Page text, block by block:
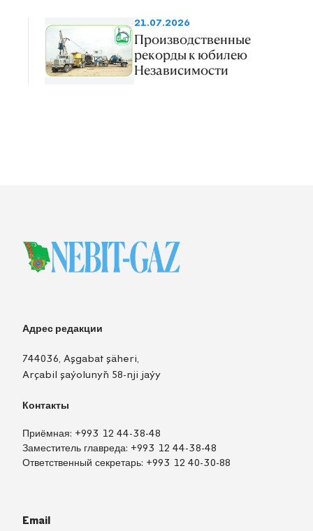
21.07.2026
Производственные
рекорды к юбилею
Независимости
Адрес редакции
744036, Aşgabat şäheri,
Arçabil şaýolunyň 58-nji jaýy
Контакты
Приёмная: +993 12 44-38-48
Заместитель главреда: +993 12 44-38-48
Ответственный секретарь: +993 12 40-30-88
Email